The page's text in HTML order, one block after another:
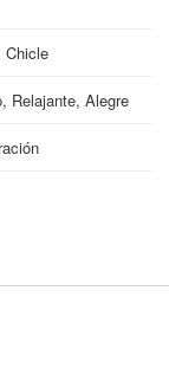
Chicle
Relajante, Alegre